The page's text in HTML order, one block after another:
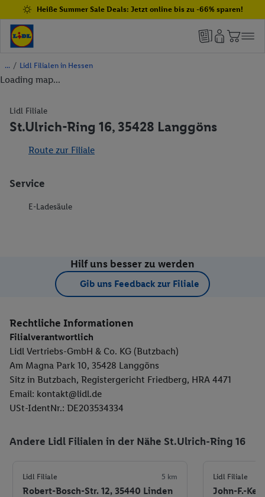
Heiße Summer Sale Deals: Jetzt online bis zu -66% sparen!
/ Lidl Filialen in Hessen
Loading map...
Lidl Filiale
St.Ulrich-Ring 16, 35428 Langgöns
Route zur Filiale
Service
E-Ladesäule
Hilf uns besser zu werden
Gib uns Feedback zur Filiale
Rechtliche Informationen
Filialverantwortlich
Lidl Vertriebs-GmbH & Co. KG (Butzbach)
Am Magna Park 10, 35428 Langgöns
Sitz in Butzbach, Registergericht Friedberg, HRA 4471
Email: kontakt@lidl.de
USt-IdentNr.: DE203534334
Andere Lidl Filialen in der Nähe St.Ulrich-Ring 16
Lidl Filiale 5 km
Robert-Bosch-Str. 12, 35440 Linden
Lidl Filiale
John-F.-